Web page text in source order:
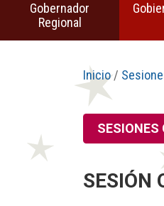
Gobernador
Regional
Inicio/
SESIONES
SESIÓN